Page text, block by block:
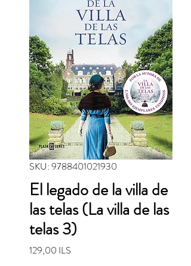
SKU: 9788401021930
El legado de la villa de
las telas (La villa de las
telas 3)
129,00 ILS